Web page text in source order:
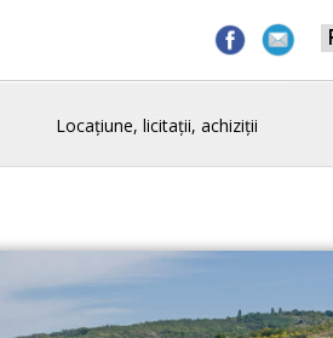
Locațiune, licitații, achiziții